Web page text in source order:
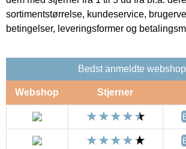
sortimentstørrelse, kundeservice,
betingelser, leveringsformer og
Bedst anmeldte
Webshop Stjerner